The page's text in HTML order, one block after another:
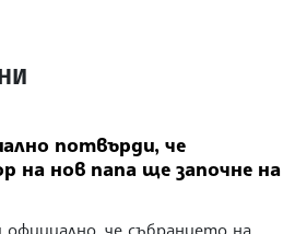
потвърди, че
на нов папа ще започне на
че събранието на